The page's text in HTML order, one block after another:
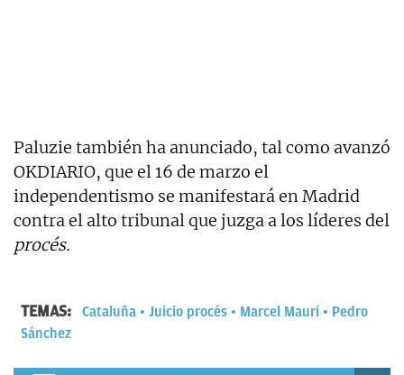
Paluzie también ha anunciado, tal como avanzó
OKDIARIO, que el 16 de marzo el
independentismo se manifestará en Madrid
contra el alto tribunal que juzga a los líderes del
procés.
TEMAS: Cataluña Juicio procés Marcel Mauri
Pedro
Sánchez